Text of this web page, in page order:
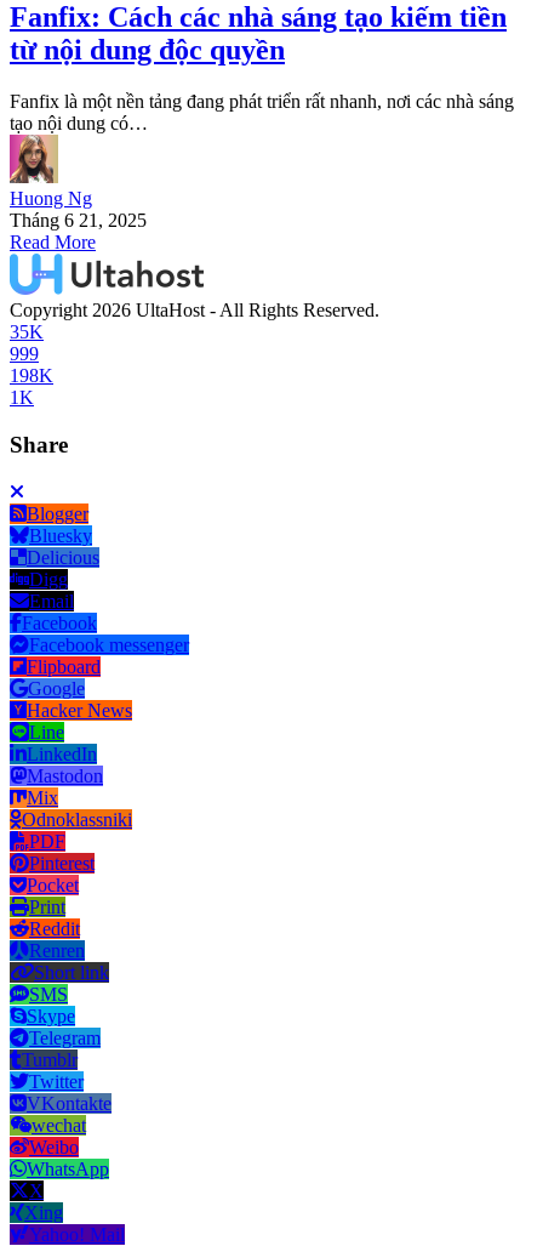
Fanfix: Cách các nhà sáng tạo kiếm tiền
từ nội dung độc quyền
Fanfix là một nền tảng đang phát triển rất nhanh, nơi các nhà sáng
tạo nội dung có…
Huong Ng
Tháng 6 21, 2025
Read More
Copyright 2026 UltaHost - All Rights Reserved.
35K
999
198K
1K
Share
Blogger
Bluesky
Delicious
Digg
Email
Facebook
Facebook messenger
Flipboard
Google
Hacker News
Line
LinkedIn
Mastodon
Mix
Odnoklassniki
PDF
Pinterest
Pocket
Print
Reddit
Renren
Short link
SMS
Skype
Telegram
Tumblr
Twitter
VKontakte
wechat
Weibo
WhatsApp
X
Xing
Yahoo! Mail